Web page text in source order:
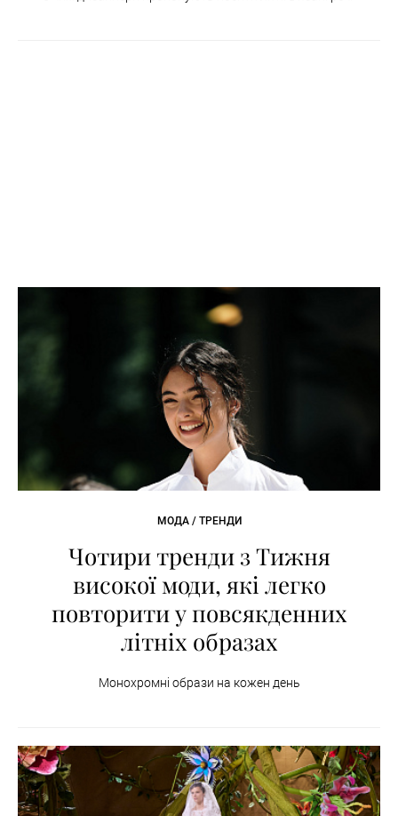
МОДА / ТРЕНДИ
Чотири тренди з Тижня
високої моди, які легко
повторити у повсякденних
літніх образах
Монохромні образи на кожен день